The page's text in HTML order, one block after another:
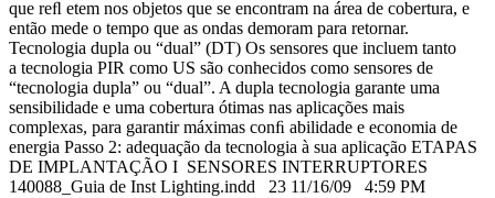
que reﬂ etem nos objetos que se encontram na área de cobertura, e
então mede o tempo que as ondas demoram para retornar.
Tecnologia dupla ou “dual” (DT) Os sensores que incluem tanto
a tecnologia PIR como US são conhecidos como sensores de
“tecnologia dupla” ou “dual”. A dupla tecnologia garante uma
sensibilidade e uma cobertura ótimas nas aplicações mais
complexas, para garantir máximas conﬁ abilidade e economia de
energia Passo 2: adequação da tecnologia à sua aplicação ETAPAS
DE IMPLANTAÇÃO I SENSORES INTERRUPTORES
140088_Guia de Inst Lighting.indd 23 11/16/09 4:59 PM